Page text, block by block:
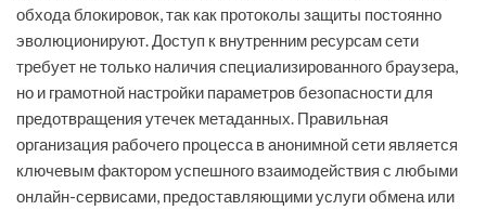
обхода блокировок, так как протоколы защиты постоянно
эволюционируют. Доступ к внутренним ресурсам сети
требует не только наличия специализированного браузера,
но и грамотной настройки параметров безопасности для
предотвращения утечек метаданных. Правильная
организация рабочего процесса в анонимной сети является
ключевым фактором успешного взаимодействия с любыми
онлайн-сервисами, предоставляющими услуги обмена или